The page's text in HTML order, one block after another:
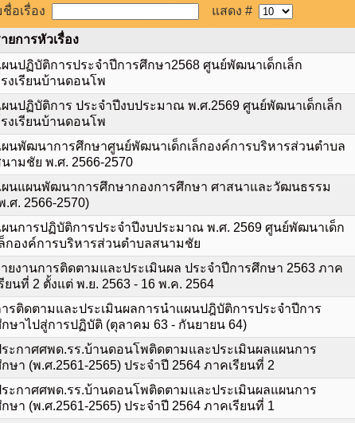
อเรื่อง แสดง #
ยการหัวเรื่อง
นปฏิบัติการประจำปีการศึกษา2568 ศูนย์พัฒนาเด็กเล็ก
งเรียนบ้านดอนโพ
นปฏิบัติการ ประจำปีงบประมาณ พ.ศ.2569 ศูนย์พัฒนาเด็กเล็ก
งเรียนบ้านดอนโพ
ผนพัฒนาการศึกษาศูนย์พัฒนาเด็กเล็กองค์การบริหารส่วนตำบล
ามชัย พ.ศ. 2566-2570
ผนแผนพัฒนาการศึกษากองการศึกษา ศาสนาและวัฒนธรรม
.ศ. 2566-2570)
ผนการปฏิบัติการประจำปีงบประมาณ พ.ศ. 2569 ศูนย์พัฒนาเด็ก
กองค์การบริหารส่วนตำบลสนามชัย
ยงานการติดตามและประเมินผล ประจำปีการศึกษา 2563 ภาค
ยนที่ 2 ตั้งแต่ พ.ย. 2563 - 16 พ.ค. 2564
รติดตามและประเมินผลการนำแผนปฎิบัติการประจำปีการ
ษาไปสู่การปฏิบัติ (ตุลาคม 63 - กันยายน 64)
ะกาศศพด.รร.บ้านดอนโพติดตามและประเมินผลแผนการ
ษา (พ.ศ.2561-2565) ประจำปี 2564 ภาคเรียนที่ 2
ะกาศศพด.รร.บ้านดอนโพติดตามและประเมินผลแผนการ
ษา (พ.ศ.2561-2565) ประจำปี 2564 ภาคเรียนที่ 1